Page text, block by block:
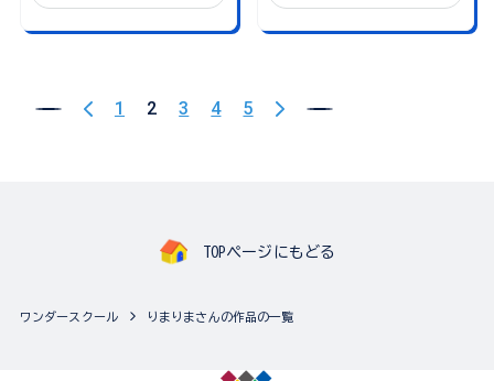
1 2 3 4 5
TOPページにもどる
ワンダースクール りまりまさんの作品の一覧